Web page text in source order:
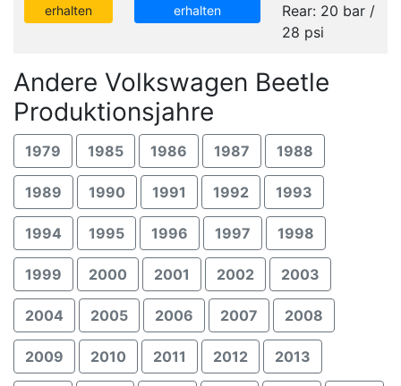
erhalten
erhalten
Rear: 20 bar /
28 psi
Andere Volkswagen Beetle
Produktionsjahre
1979 1985 1986 1987 1988
1989 1990 1991 1992 1993
1994 1995 1996 1997 1998
1999 2000 2001 2002 2003
2004 2005 2006 2007 2008
2009 2010 2011 2012 2013